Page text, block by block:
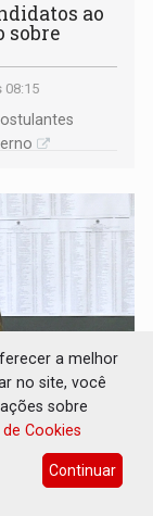
ao
sobre
08:15
e
Rondônia
a melhor
no site, você
sobre
Cookies
Continuar